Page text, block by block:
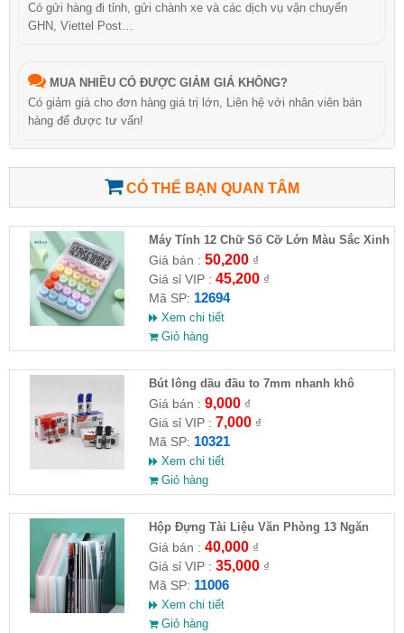
Có gửi hàng đi tỉnh, gửi chành xe và các dịch vụ vận chuyển
GHN, Viettel Post…
MUA NHIỀU CÓ ĐƯỢC GIẢM GIÁ KHÔNG?
Có giảm giá cho đơn hàng giá trị lớn, Liên hệ với nhân viên bán
hàng để được tư vấn!
CÓ THỂ BẠN QUAN TÂM
Máy Tính 12 Chữ Số Cỡ Lớn Màu Sắc Xinh
Xắn
Giá bán : 50,200₫
Giá sỉ VIP : 45,200₫
Mã SP: 12694
Xem chi tiết
Giỏ hàng
Bút lông dầu đầu to 7mm nhanh khô
Giá bán : 9,000₫
Giá sỉ VIP : 7,000₫
Mã SP: 10321
Xem chi tiết
Giỏ hàng
Hộp Đựng Tài Liệu Văn Phòng 13 Ngăn
Giá bán : 40,000₫
Giá sỉ VIP : 35,000₫
Mã SP: 11006
Xem chi tiết
Giỏ hàng